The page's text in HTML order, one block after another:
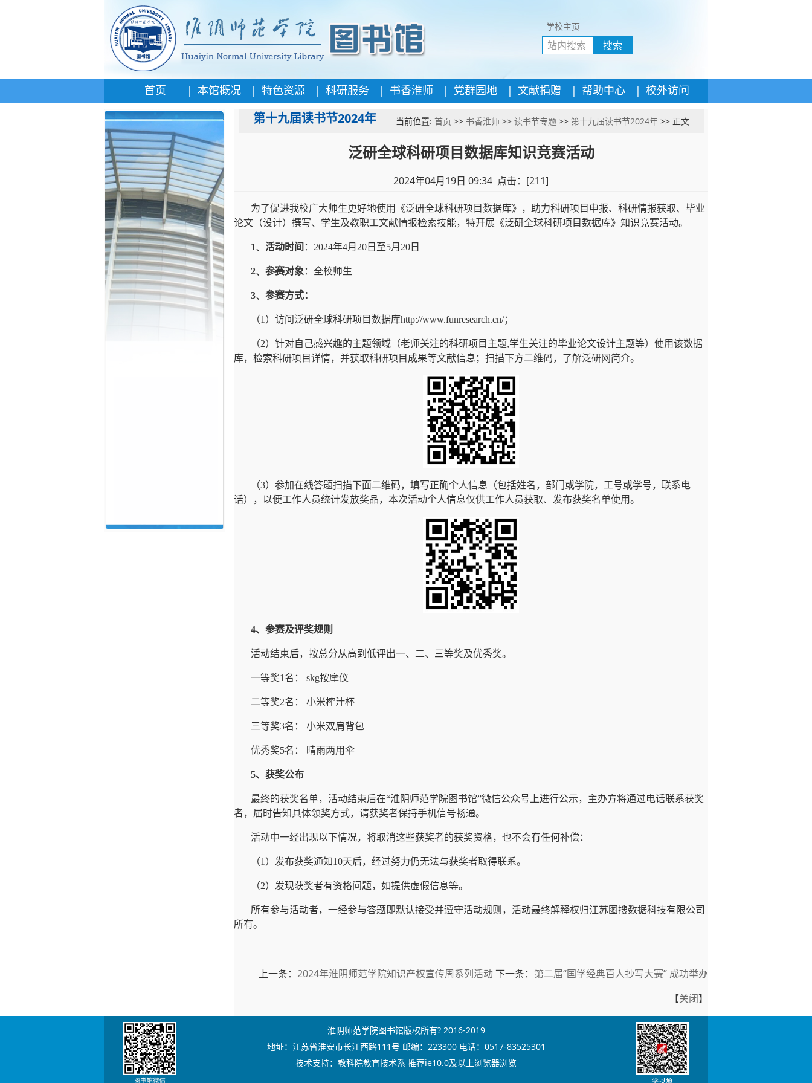
学校主页
搜索
首页 | 本馆概况 | 特色资源 | 科研服务 | 书香淮师 | 党群园地 | 文献捐赠 | 帮助中心 | 校外访问
第十九届读书节2024年 当前位置: 首页 >> 书香淮师>> 读书节专题>> 第十九届读书节2024年>> 正文
泛研全球科研项目数据库知识竞赛活动
2024年04月19日 09:34 点击：[211]
为了促进我校广大师生更好地使用《泛研全球科研项目数据库》，助力科研项目申报、科研情报获取、毕业
论文（设计）撰写、学生及教职工文献情报检索技能，特开展《泛研全球科研项目数据库》知识竞赛活动。
1、 活动时间 ：2024年4月20日至5月20日
2、 参赛对象 ：全校师生
3、 参赛方式：
（1）访问泛研全球科研项目数据库http://www.funresearch.cn/；
（2）针对自己感兴趣的主题领域（老师关注的科研项目主题,学生关注的毕业论文设计主题等）使用该数据
库，检索科研项目详情，并获取科研项目成果等文献信息；扫描下方二维码，了解泛研网简介。
（3）参加在线答题扫描下面二维码，填写正确个人信息（包括姓名，部门或学院，工号或学号，联系电
话），以便工作人员统计发放奖品，本次活动个人信息仅供工作人员获取、发布获奖名单使用。
4、参赛及评奖规则
活动结束后，按总分从高到低评出一、二、三等奖及优秀奖。
一等奖1名： skg按摩仪
二等奖2名： 小米榨汁杯
三等奖3名： 小米双肩背包
优秀奖5名： 晴雨两用伞
5、获奖公布
最终的获奖名单，活动结束后在“淮阴师范学院图书馆”微信公众号上进行公示，主办方将通过电话联系获奖
者，届时告知具体领奖方式，请获奖者保持手机信号畅通。
活动中一经出现以下情况，将取消这些获奖者的获奖资格，也不会有任何补偿：
（1）发布获奖通知10天后，经过努力仍无法与获奖者取得联系。
（2）发现获奖者有资格问题，如提供虚假信息等。
所有参与活动者，一经参与答题即默认接受并遵守活动规则，活动最终解释权归江苏图搜数据科技有限公司
所有。
上一条： 2024年淮阴师范学院知识产权宣传周系列活动 下一条： 第二届“国学经典百人抄写大赛” 成功举办
【关闭】
淮阴师范学院图书馆版权所有? 2016-2019
地址：江苏省淮安市长江西路111号 邮编：223300 电话：0517-83525301
技术支持：教科院教育技术系 推荐ie10.0及以上浏览器浏览